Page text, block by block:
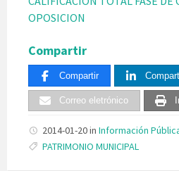
OPOSICION
Compartir
Compartir
Correo eletrónico
2014-01-20in Información
Tags:
PATRIMONIO MUNICIPAL